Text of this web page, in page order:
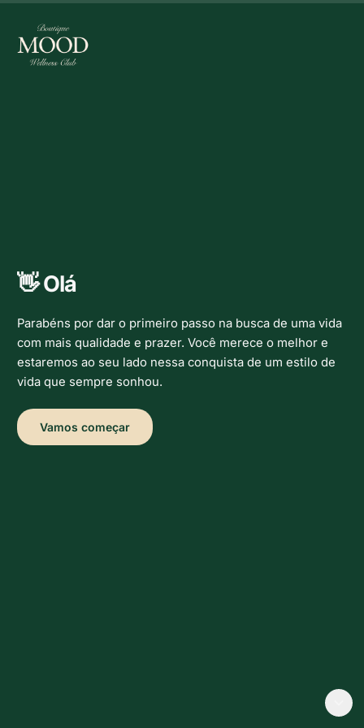
👋 Olá
Parabéns por dar o primeiro passo na busca de uma vida
com mais qualidade e prazer. Você merece o melhor e
estaremos ao seu lado nessa conquista de um estilo de
vida que sempre sonhou.
Vamos começar